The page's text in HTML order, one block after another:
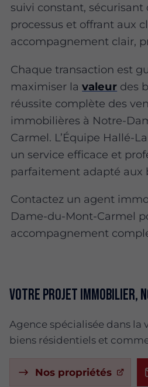
suivi constant,
processus et offrant aux
accompagnement clair,
Chaque transaction est
maximiser lavaleur des
réussite complète des
immobilières à Notre-
Carmel. L’Équipe Hallé-
un service efficace et
parfaitement adapté aux
Contactez un agent
Dame-du-Mont-Carmel
accompagnement
Votre projet immobilier,
Agence spécialisée dans la
biens résidentiels et
Nos propriétés